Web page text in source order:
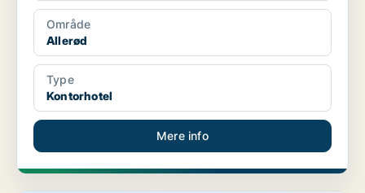
Område
Allerød
Type
Kontorhotel
Mere info